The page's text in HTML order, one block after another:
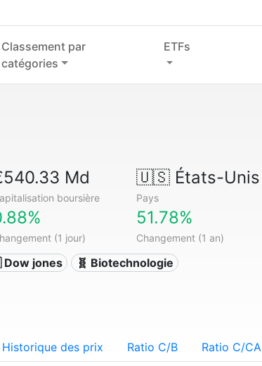
Classement par
catégories
ETFs
Md
boursière
🇺🇸États-Unis
Pays
(1 jour)
51.78%
Changement (1 an)
jones 🧬 Biotechnologie
Historique des prix Ratio C/B Ratio C/CA